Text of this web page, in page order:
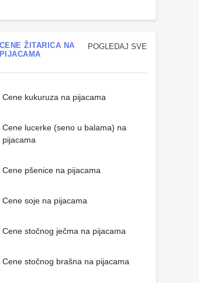
POGLEDAJ SVE
CENE ŽITARICA NA
PIJACAMA
Cene kukuruza na pijacama
Cene lucerke (seno u balama) na
pijacama
Cene pšenice na pijacama
Cene soje na pijacama
Cene stočnog ječma na pijacama
Cene stočnog brašna na pijacama